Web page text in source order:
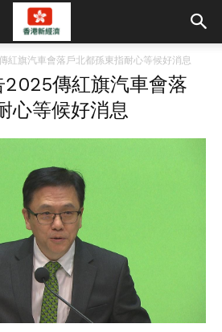
紅旗汽車會落戶北都孫東指耐心等候好消息
傳紅旗汽車會落
心等候好消息